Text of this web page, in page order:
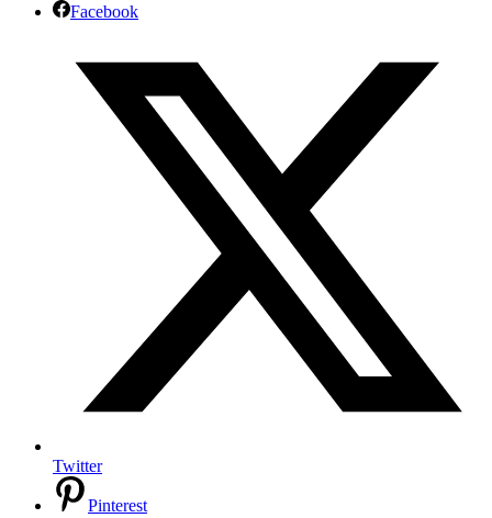
Facebook
Twitter
Pinterest